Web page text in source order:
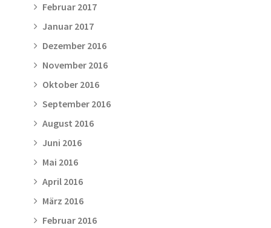
Februar 2017
Januar 2017
Dezember 2016
November 2016
Oktober 2016
September 2016
August 2016
Juni 2016
Mai 2016
April 2016
März 2016
Februar 2016